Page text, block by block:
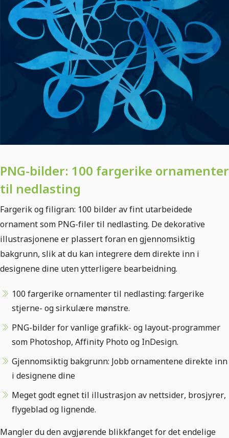
PNG-bilder: 100 fargerike ornamenter
til nedlasting
Fargerik og filigran: 100 bilder av fint utarbeidede
ornament som PNG-filer til nedlasting. De dekorative
illustrasjonene er plassert foran en gjennomsiktig
bakgrunn, slik at du kan integrere dem direkte inn i
designene dine uten ytterligere bearbeidning.
100 fargerike ornamenter til nedlasting: fargerike
stjerne- og sirkulære mønstre.
PNG-bilder for vanlige grafikk- og layout-programmer
som Photoshop, Affinity Photo og InDesign.
Gjennomsiktig bakgrunn: Jobb ornamentene direkte inn
i designene dine
Meget godt egnet til illustrasjon av nettsider, brosjyrer,
flygeblad og lignende.
Mangler du den avgjørende blikkfanget for det endelige